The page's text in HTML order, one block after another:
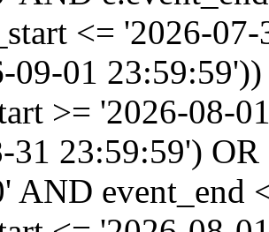
<= '2026-
09-01
>= '2026-08-
31 23:59:59')
AND event_end